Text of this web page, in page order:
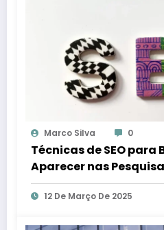
Marco Silva 0
Técnicas de SEO para
Aparecer nas
12 De Março De 2025